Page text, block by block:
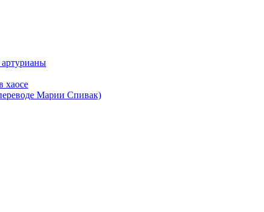
хаосе
Марии Спивак)